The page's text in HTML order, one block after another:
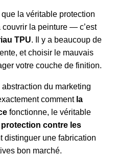
la véritable protection
la peinture — c’est
TPU. Il y a beaucoup de
et choisir le mauvais
votre couche de finition.
du marketing
comment la
fonctionne, le véritable
protection contre les
distinguer une fabrication
bon marché.